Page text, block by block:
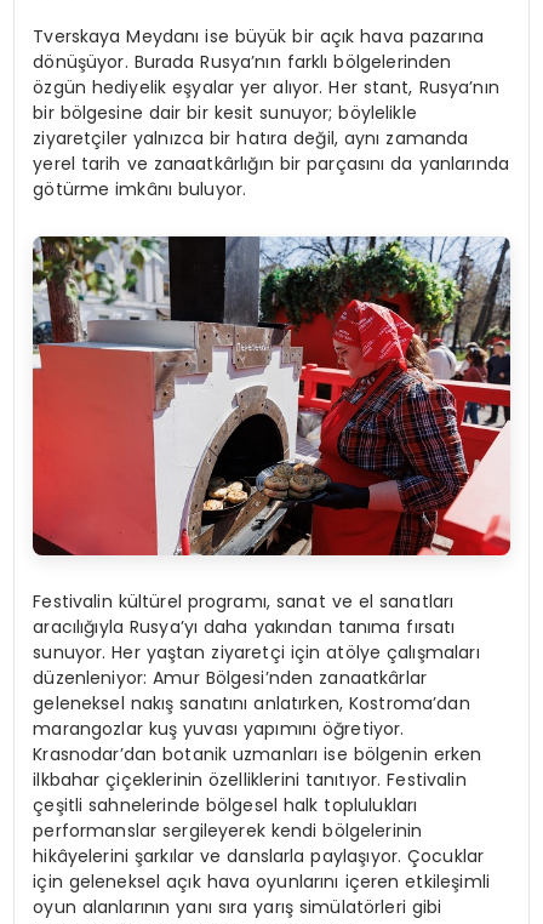
Tverskaya Meydanı ise büyük bir açık hava pazarına
dönüşüyor. Burada Rusya’nın farklı bölgelerinden
özgün hediyelik eşyalar yer alıyor. Her stant, Rusya’nın
bir bölgesine dair bir kesit sunuyor; böylelikle
ziyaretçiler yalnızca bir hatıra değil, aynı zamanda
yerel tarih ve zanaatkârlığın bir parçasını da yanlarında
götürme imkânı buluyor.
Festivalin kültürel programı, sanat ve el sanatları
aracılığıyla Rusya’yı daha yakından tanıma fırsatı
sunuyor. Her yaştan ziyaretçi için atölye çalışmaları
düzenleniyor: Amur Bölgesi’nden zanaatkârlar
geleneksel nakış sanatını anlatırken, Kostroma’dan
marangozlar kuş yuvası yapımını öğretiyor.
Krasnodar’dan botanik uzmanları ise bölgenin erken
ilkbahar çiçeklerinin özelliklerini tanıtıyor. Festivalin
çeşitli sahnelerinde bölgesel halk toplulukları
performanslar sergileyerek kendi bölgelerinin
hikâyelerini şarkılar ve danslarla paylaşıyor. Çocuklar
için geleneksel açık hava oyunlarını içeren etkileşimli
oyun alanlarının yanı sıra yarış simülatörleri gibi